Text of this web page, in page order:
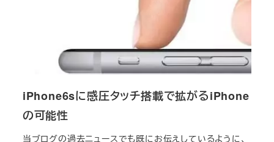
iPhone6sに感圧タッチ搭載で拡がるiPhone
の可能性
当ブログの過去ニュースでも既にお伝えしているように、